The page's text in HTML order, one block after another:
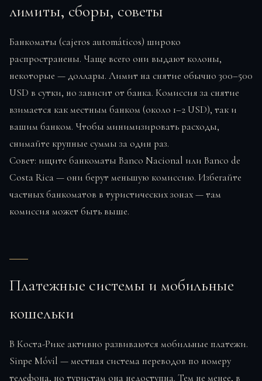
лимиты, сборы, советы
Банкоматы (cajeros automáticos) широко
распространены. Чаще всего они выдают колоны,
некоторые — доллары. Лимит на снятие обычно 300–500
USD в сутки, но зависит от банка. Комиссия за снятие
взимается как местным банком (около 1–2 USD), так и
вашим банком. Чтобы минимизировать расходы,
снимайте крупные суммы за один раз.
Совет: ищите банкоматы Banco Nacional или Banco de
Costa Rica — они берут меньшую комиссию. Избегайте
частных банкоматов в туристических зонах — там
комиссия может быть выше.
Платежные системы и мобильные
кошельки
В Коста-Рике активно развиваются мобильные платежи.
Sinpe Móvil — местная система переводов по номеру
телефона, но туристам она недоступна. Тем не менее, в